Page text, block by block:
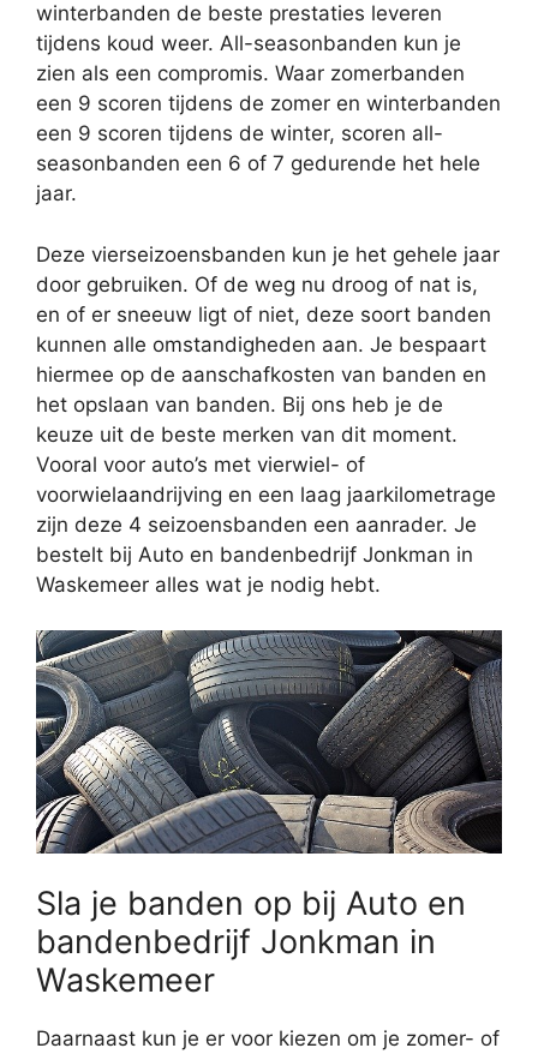
winterbanden de beste prestaties leveren
tijdens koud weer. All-seasonbanden kun je
zien als een compromis. Waar zomerbanden
een 9 scoren tijdens de zomer en winterbanden
een 9 scoren tijdens de winter, scoren all-
seasonbanden een 6 of 7 gedurende het hele
jaar.
Deze vierseizoensbanden kun je het gehele jaar
door gebruiken. Of de weg nu droog of nat is,
en of er sneeuw ligt of niet, deze soort banden
kunnen alle omstandigheden aan. Je bespaart
hiermee op de aanschafkosten van banden en
het opslaan van banden. Bij ons heb je de
keuze uit de beste merken van dit moment.
Vooral voor auto’s met vierwiel- of
voorwielaandrijving en een laag jaarkilometrage
zijn deze 4 seizoensbanden een aanrader. Je
bestelt bij Auto en bandenbedrijf Jonkman in
Waskemeer alles wat je nodig hebt.
Sla je banden op bij Auto en
bandenbedrijf Jonkman in
Waskemeer
Daarnaast kun je er voor kiezen om je zomer- of